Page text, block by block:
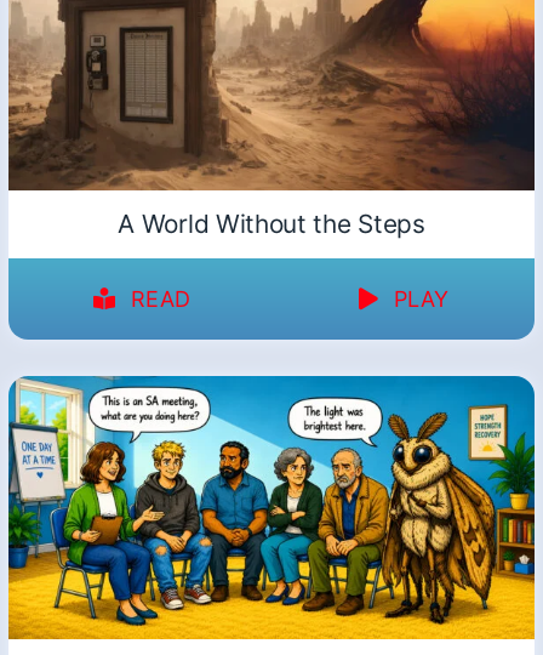
A World Without the Steps
READ PLAY